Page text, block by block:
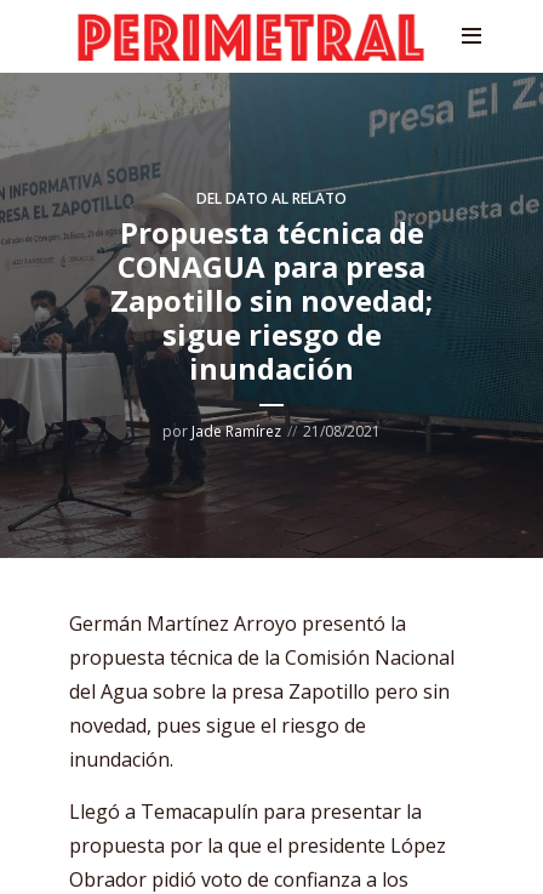
DEL DATO AL RELATO
Propuesta técnica de
CONAGUA para presa
Zapotillo sin novedad;
sigue riesgo de
inundación
por Jade Ramírez 21/08/2021
Germán Martínez Arroyo presentó la
propuesta técnica de la Comisión Nacional
del Agua sobre la presa Zapotillo pero sin
novedad, pues sigue el riesgo de
inundación.
Llegó a Temacapulín para presentar la
propuesta por la que el presidente López
Obrador pidió voto de confianza a los